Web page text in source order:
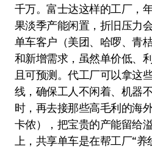
千万。富士达这样的工厂，
果淡季产能闲置，折旧压力
单车客户（美团、哈啰、青
和新增需求，虽然单价低、
且可预测。代工厂可以拿这
线，确保工人不闲着、机器
时，再去接那些高毛利的海
卡侬），把宝贵的产能留给
上，共享单车是在帮工厂“养